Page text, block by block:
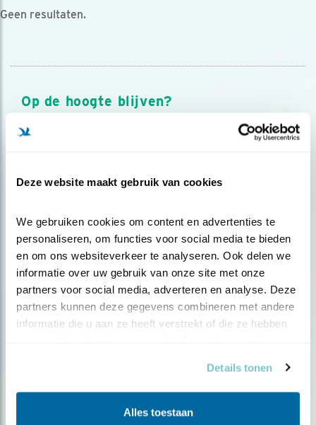
Deze website maakt gebruik van cookies
We gebruiken cookies om content en advertenties te
personaliseren, om functies voor social media te bieden
en om ons websiteverkeer te analyseren. Ook delen we
informatie over uw gebruik van onze site met onze
partners voor social media, adverteren en analyse. Deze
partners kunnen deze gegevens combineren met andere
informatie die u aan ze heeft verstrekt of die ze hebben
Details tonen
Alles toestaan
Geen resultaten.
Op de hoogte blijven?
Meld je aan en ontvang nieuws, inspiratie, acties en tips
over vogels en activiteiten van Vogelbescherming.